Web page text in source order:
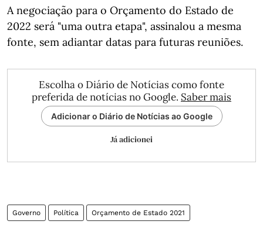
A negociação para o Orçamento do Estado de
2022 será "uma outra etapa", assinalou a mesma
fonte, sem adiantar datas para futuras reuniões.
Escolha o Diário de Notícias como fonte
preferida de notícias no Google. Saber mais
Adicionar o Diário de Notícias ao Google
Já adicionei
Governo Política Orçamento de Estado 2021